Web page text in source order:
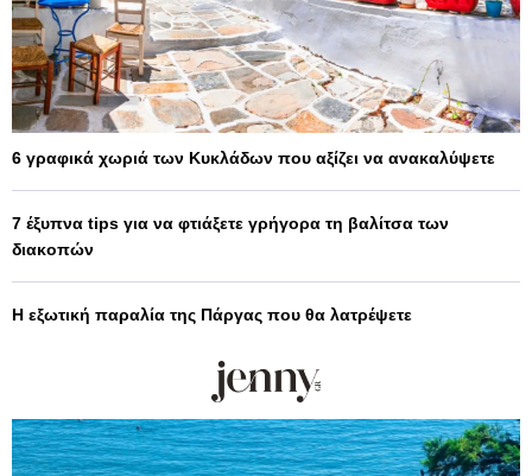
6 γραφικά χωριά των Κυκλάδων που αξίζει να ανακαλύψετε
7 έξυπνα tips για να φτιάξετε γρήγορα τη βαλίτσα των
διακοπών
Η εξωτική παραλία της Πάργας που θα λατρέψετε